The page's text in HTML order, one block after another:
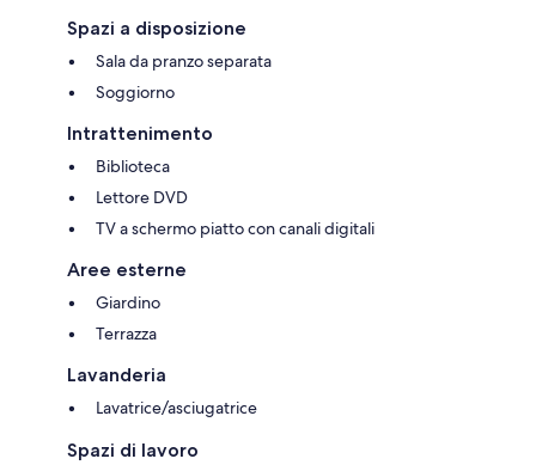
Spazi a disposizione
Sala da pranzo separata
Soggiorno
Intrattenimento
Biblioteca
Lettore DVD
TV a schermo piatto con canali digitali
Aree esterne
Giardino
Terrazza
Lavanderia
Lavatrice/asciugatrice
Spazi di lavoro